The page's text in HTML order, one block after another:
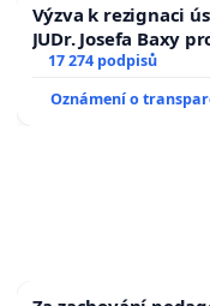
Výzva k rezignaci
JUDr. Josefa Baxy
důvěry ve
17 274 podpisů
Oznámení o